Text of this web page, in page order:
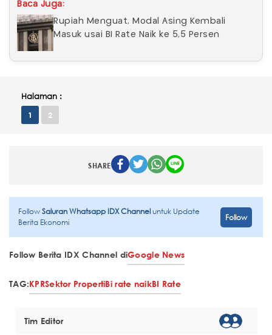
Baca Juga:
Rupiah Menguat, Modal Asing Kembali
Masuk usai BI Rate Naik ke 5,5 Persen
Halaman :
1 2
SHARE
FollowSaluran Whatsapp IDX Channeluntuk Update
Berita Ekonomi
Follow
Follow Berita IDX Channel diGoogle News
TAG:KPRSektor PropertiBi rate naikBI Rate
Tim Editor